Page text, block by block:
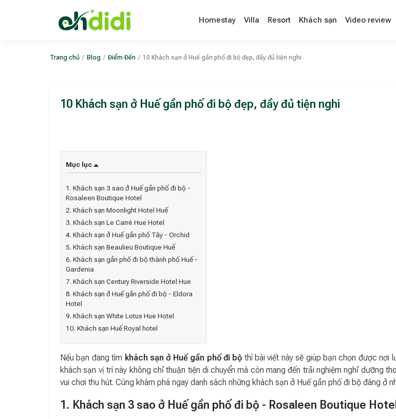
Homestay Villa Resort Khách sạn Video review
Trang chủ / Blog / Điểm Đến / 10 Khách sạn ở Huế gần phố đi bộ đẹp, đầy đủ tiện nghi
10 Khách sạn ở Huế gần phố đi bộ đẹp, đầy đủ tiện nghi
Mục lục
1. Khách sạn 3 sao ở Huế gần phố đi bộ -
Rosaleen Boutique Hotel
2. Khách sạn Moonlight Hotel Huế
3. Khách sạn Le Carré Hue Hotel
4. Khách sạn ở Huế gần phố Tây - Orchid
5. Khách sạn Beaulieu Boutique Huế
6. Khách sạn gần phố đi bộ thành phố Huế -
Gardenia
7. Khách sạn Century Riverside Hotel Hue
8. Khách sạn ở Huế gần phố đi bộ - Eldora
Hotel
9. Khách sạn White Lotus Hue Hotel
10. Khách sạn Huế Royal hotel
Nếu bạn đang tìm khách sạn ở Huế gần phố đi bộ thì bài viết này sẽ giúp bạn chọn được nơi
khách sạn vị trí này không chỉ thuận tiện di chuyển mà còn mang đến trải nghiệm nghỉ dưỡng
vui chơi thu hút. Cùng khám phá ngay danh sách những khách sạn ở Huế gần phố đi bộ đáng ở
1. Khách sạn 3 sao ở Huế gần phố đi bộ - Rosaleen Boutique Hotel